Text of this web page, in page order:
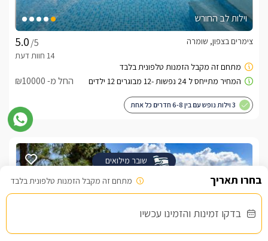
מתחם זה מקבל הזמנות טלפונית בלבד
בדקו זמינות והזמינו עכשיו
וילות לב החורש
/5
צימרים בצפון, שומרה
החל מ- ₪10000
3 וילות נופש עם בין 6-8 חדרים כל אחת
שובר מילואים